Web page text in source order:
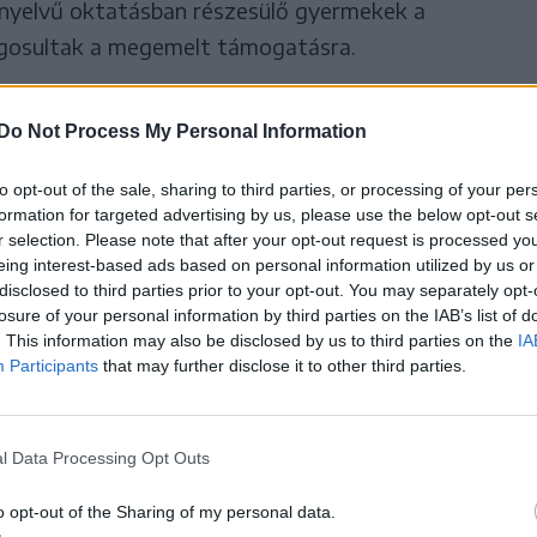
Do Not Process My Personal Information
opt-out of the sale, sharing to third parties, or processing of your
for targeted advertising by us, please use the below opt-out
selection. Please note that after your opt-out request is processed
interest-based ads based on personal information utilized by us
to third parties prior to your opt-out. You may separately
of your personal information by third parties on the IAB’s list of
This information may also be disclosed by us to third parties on the
Participants that may further disclose it to other third parties.
Data Processing Opt Outs
opt-out of the Sharing of my personal data.
oktatásban részesülő gyermekek a
a megemelt támogatásra.
bejelentették,
indítja el a
iskolabusz-programját a
amely a magyar kormány
az Iskola Alapítvánnyal
meg tervét.
az egész Európára jellemző demográfiai